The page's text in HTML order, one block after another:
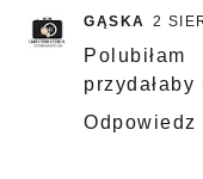
GĄSKA 2
Odpowiedz